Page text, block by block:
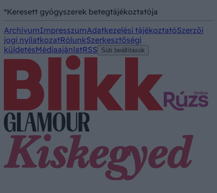
*Keresett gyógyszerek betegtájékoztatója
ArchívumImpresszumAdatkezelési tájékoztatóSzerzői
jogi nyilatkozatRólunkSzerkesztőségi
küldetésMédiaajánlatRSS Süti beállítások